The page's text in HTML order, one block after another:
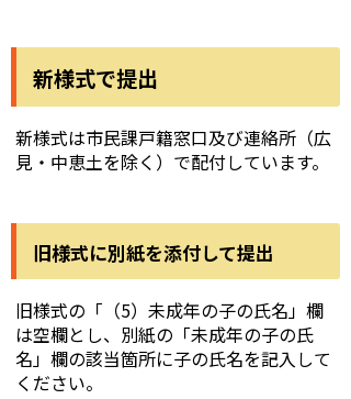
新様式で提出
新様式は市民課戸籍窓口及び連絡所（広
見・中恵土を除く）で配付しています。
旧様式に別紙を添付して提出
旧様式の「（5）未成年の子の氏名」欄
は空欄とし、別紙の「未成年の子の氏
名」欄の該当箇所に子の氏名を記入して
ください。